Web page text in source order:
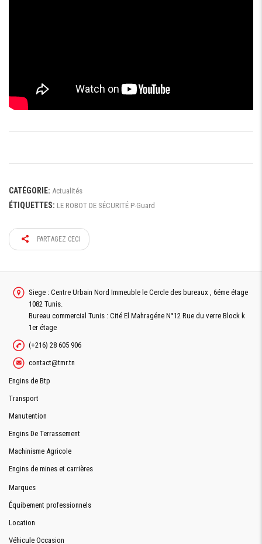
CATÉGORIE: Actualités
ÉTIQUETTES: LE ROBOT DE SÉCURITÉ P-Guard
PARTAGEZ CECI
Siege : Centre Urbain Nord Immeuble le Cercle des bureaux , 6éme étage
1082 Tunis.
Bureau commercial Tunis : Cité El Mahragéne N°12 Rue du verre Block k
1er étage
(+216) 28 605 906
contact@tmr.tn
Engins de Btp
Transport
Manutention
Engins De Terrassement
Machinisme Agricole
Engins de mines et carrières
Marques
Équibement professionnels
Location
Véhicule Occasion